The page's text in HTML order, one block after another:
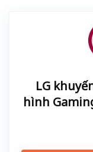
LG
hình